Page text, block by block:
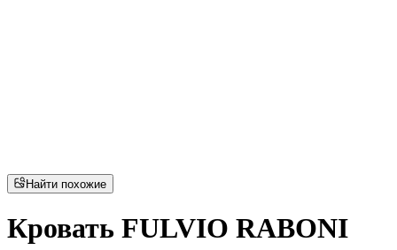
Найти похожие
Кровать FULVIO RABONI